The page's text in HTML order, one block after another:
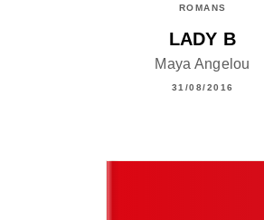
ROMANS
LADY B
Maya Angelou
31/08/2016